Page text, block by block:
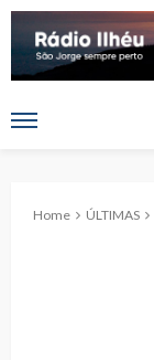
Home ÚLTIMAS